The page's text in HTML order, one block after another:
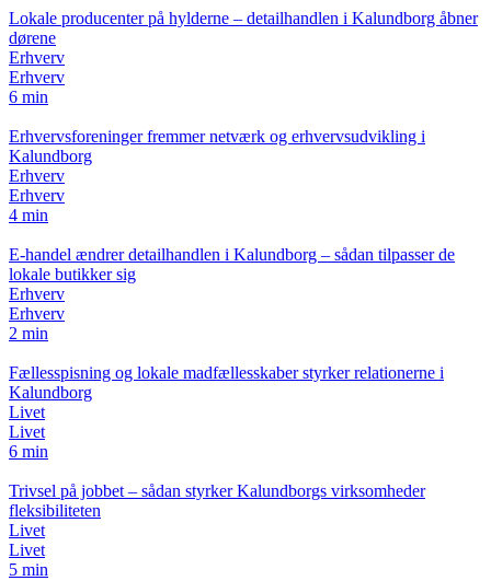
Lokale producenter på hylderne – detailhandlen i Kalundborg åbner
dørene
Erhverv
Erhverv
6 min
Erhvervsforeninger fremmer netværk og erhvervsudvikling i
Kalundborg
Erhverv
Erhverv
4 min
E-handel ændrer detailhandlen i Kalundborg – sådan tilpasser de
lokale butikker sig
Erhverv
Erhverv
2 min
Fællesspisning og lokale madfællesskaber styrker relationerne i
Kalundborg
Livet
Livet
6 min
Trivsel på jobbet – sådan styrker Kalundborgs virksomheder
fleksibiliteten
Livet
Livet
5 min